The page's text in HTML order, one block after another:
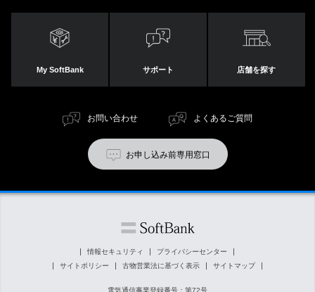
My SoftBank サポート 店舗を探す
お問い合わせ よくあるご質問
お申し込み前専用窓口
情報セキュリティ
プライバシーセンター
サイトポリシー
古物営業法に基づく表示 サイトマップ
電気通信事業登録番号：第72号